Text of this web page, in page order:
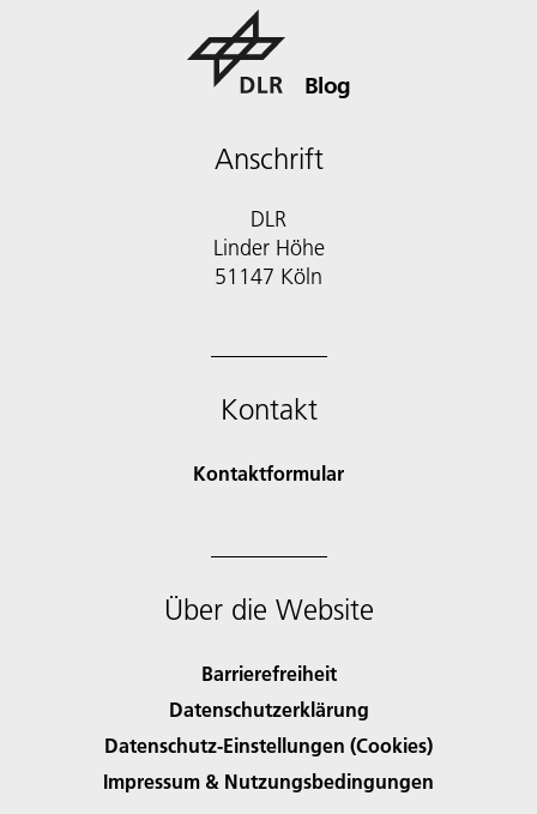
Blog
Anschrift
DLR
Linder Höhe
51147 Köln
Kontakt
Kontaktformular
Über die Website
Barrierefreiheit
Datenschutzerklärung
Datenschutz-Einstellungen (Cookies)
Impressum & Nutzungsbedingungen